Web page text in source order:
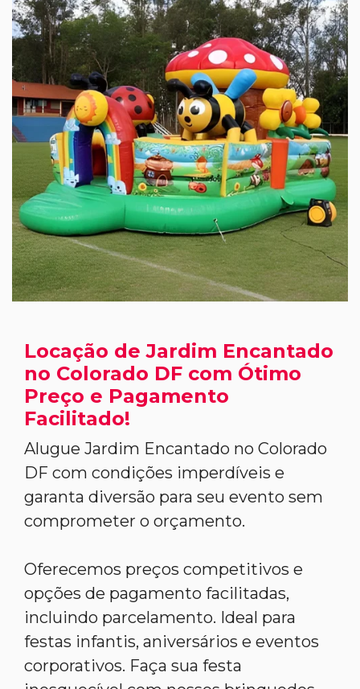
Locação de Jardim Encantado
no Colorado DF com Ótimo
Preço e Pagamento
Facilitado!
Alugue Jardim Encantado no Colorado
DF com condições imperdíveis e
garanta diversão para seu evento sem
comprometer o orçamento.
Oferecemos preços competitivos e
opções de pagamento facilitadas,
incluindo parcelamento. Ideal para
festas infantis, aniversários e eventos
corporativos. Faça sua festa